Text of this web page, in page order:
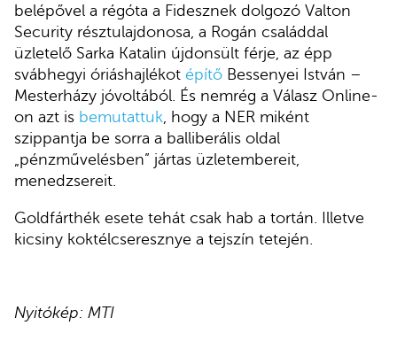
belépővel a régóta a Fidesznek dolgozó Valton
Security résztulajdonosa, a Rogán családdal
üzletelő Sarka Katalin újdonsült férje, az épp
svábhegyi óriáshajlékot építő Bessenyei István –
Mesterházy jóvoltából. És nemrég a Válasz Online-
on azt is bemutattuk, hogy a NER miként
szippantja be sorra a balliberális oldal
„pénzművelésben” jártas üzletembereit,
menedzsereit.
Goldfárthék esete tehát csak hab a tortán. Illetve
kicsiny koktélcseresznye a tejszín tetején.
Nyitókép: MTI